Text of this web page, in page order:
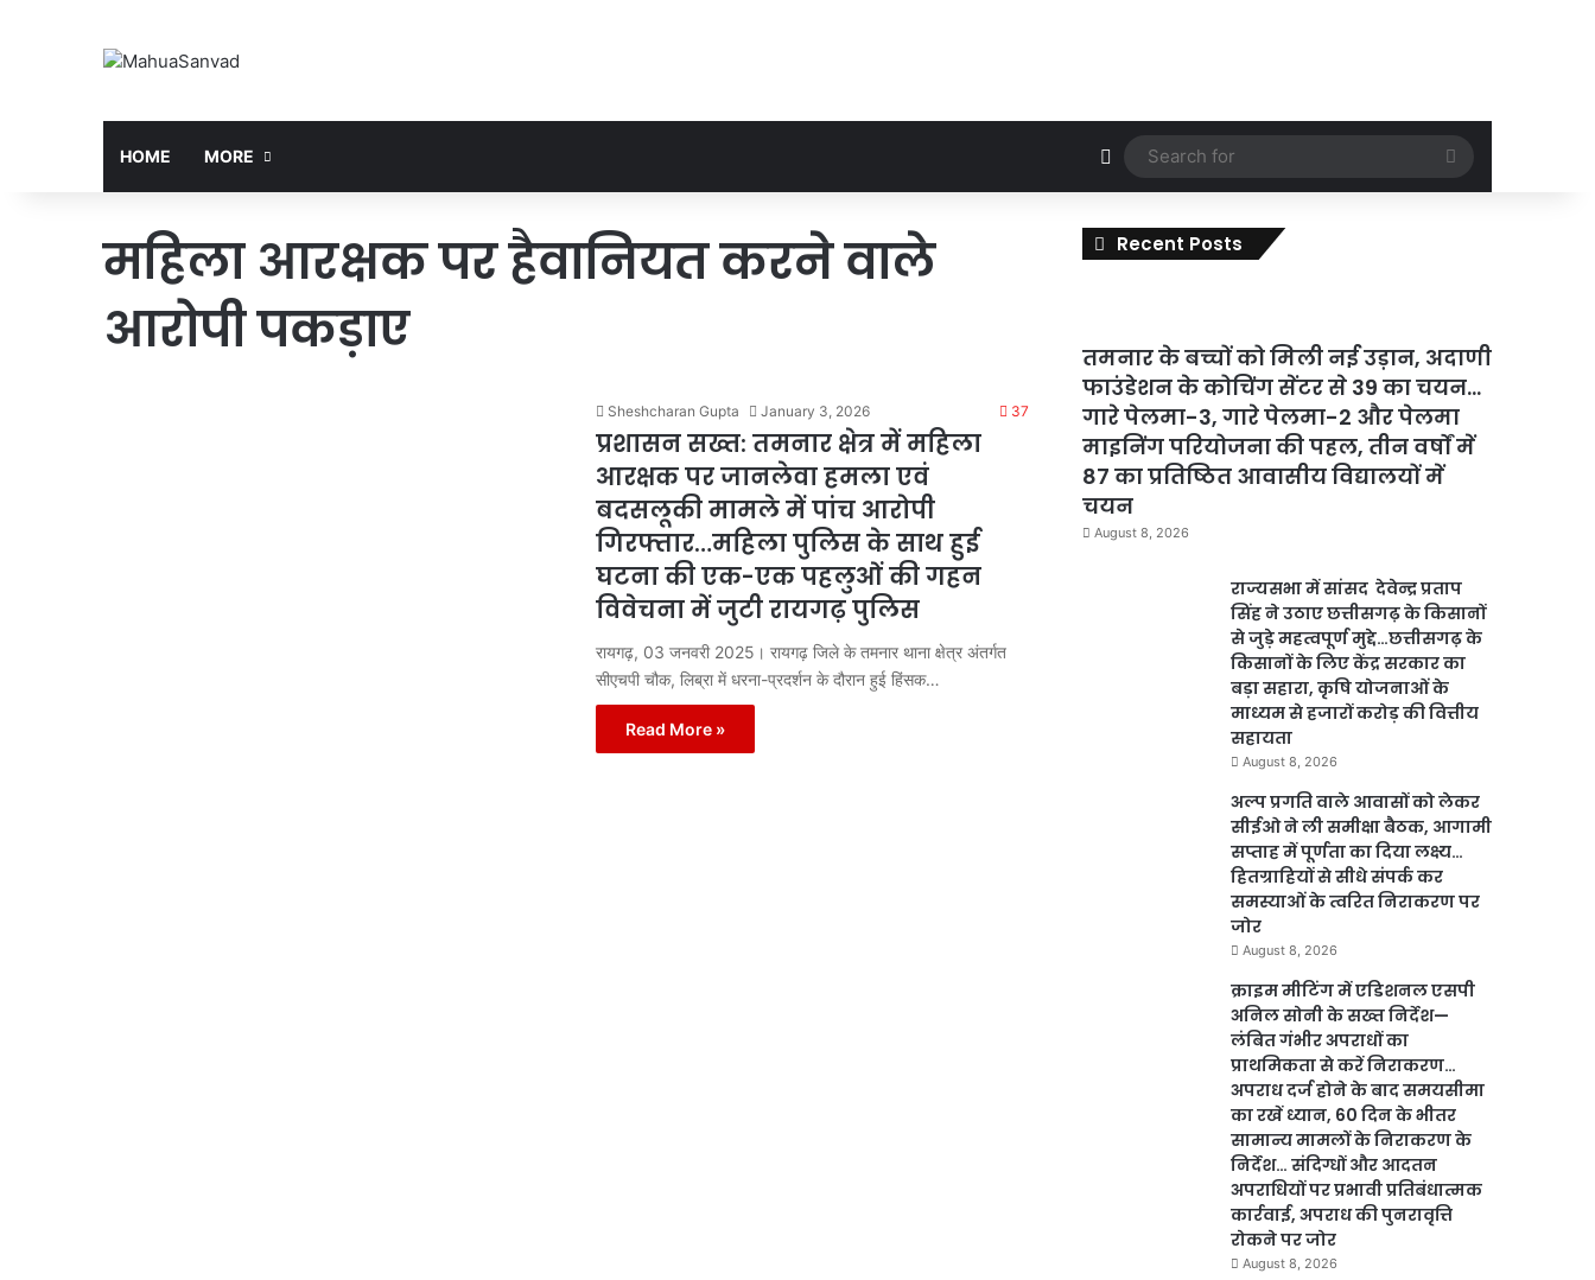
HOME MORE Random Article
Search
for
महिला आरक्षक पर हैवानियत करने वाले
आरोपी पकड़ाए
Sheshcharan Gupta January 3, 2026 37
प्रशासन सख्त: तमनार क्षेत्र में महिला
आरक्षक पर जानलेवा हमला एवं
बदसलूकी मामले में पांच आरोपी
गिरफ्तार…महिला पुलिस के साथ हुई
घटना की एक-एक पहलुओं की गहन
विवेचना में जुटी रायगढ़ पुलिस
रायगढ़, 03 जनवरी 2025। रायगढ़ जिले के तमनार थाना क्षेत्र अंतर्गत
सीएचपी चौक, लिब्रा में धरना-प्रदर्शन के दौरान हुई हिंसक…
Read More »
Recent Posts
तमनार के बच्चों को मिली नई उड़ान, अदाणी
फाउंडेशन के कोचिंग सेंटर से 39 का चयन…
गारे पेलमा-3, गारे पेलमा-2 और पेलमा
माइनिंग परियोजना की पहल, तीन वर्षों में
87 का प्रतिष्ठित आवासीय विद्यालयों में
चयन
August 8, 2026
राज्यसभा में सांसद देवेन्द्र प्रताप
सिंह ने उठाए छत्तीसगढ़ के किसानों
से जुड़े महत्वपूर्ण मुद्दे…छत्तीसगढ़ के
किसानों के लिए केंद्र सरकार का
बड़ा सहारा, कृषि योजनाओं के
माध्यम से हजारों करोड़ की वित्तीय
सहायता
August 8, 2026
अल्प प्रगति वाले आवासों को लेकर
सीईओ ने ली समीक्षा बैठक, आगामी
सप्ताह में पूर्णता का दिया लक्ष्य…
हितग्राहियों से सीधे संपर्क कर
समस्याओं के त्वरित निराकरण पर
जोर
August 8, 2026
क्राइम मीटिंग में एडिशनल एसपी
अनिल सोनी के सख्त निर्देश—
लंबित गंभीर अपराधों का
प्राथमिकता से करें निराकरण…
अपराध दर्ज होने के बाद समयसीमा
का रखें ध्यान, 60 दिन के भीतर
सामान्य मामलों के निराकरण के
निर्देश… संदिग्धों और आदतन
अपराधियों पर प्रभावी प्रतिबंधात्मक
कार्रवाई, अपराध की पुनरावृत्ति
रोकने पर जोर
August 8, 2026